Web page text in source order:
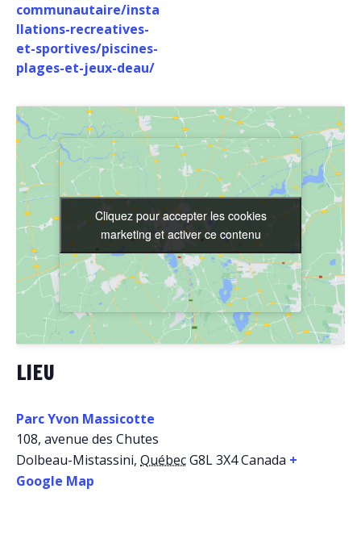
communautaire/insta
llations-recreatives-
et-sportives/piscines-
plages-et-jeux-deau/
LIEU
Parc Yvon Massicotte
108, avenue des Chutes
Dolbeau-Mistassini, QuébecG8L 3X4Canada +
Google Map
Cliquez pour accepter les cookies
marketing et activer ce contenu
Cliquez pour accepter les cookies
marketing et activer ce contenu